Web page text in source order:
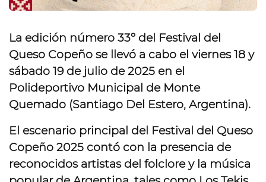
La edición número 33º del Festival del
Queso Copeño se llevó a cabo el viernes 18 y
sábado 19 de julio de 2025 en el
Polideportivo Municipal de Monte
Quemado (Santiago Del Estero, Argentina).
El escenario principal del Festival del Queso
Copeño 2025 contó con la presencia de
reconocidos artistas del folclore y la música